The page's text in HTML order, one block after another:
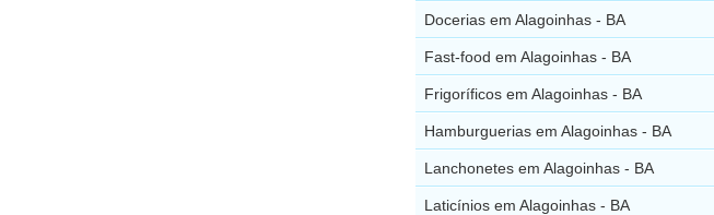
Docerias em Alagoinhas - BA
Fast-food em Alagoinhas - BA
Frigoríficos em Alagoinhas - BA
Hamburguerias em Alagoinhas - BA
Lanchonetes em Alagoinhas - BA
Laticínios em Alagoinhas - BA